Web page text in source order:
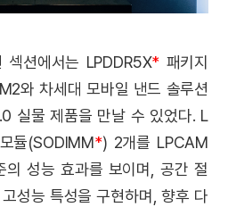
섹션에서는 LPDDR5X* 패키지
와 차세대 모바일 낸드 솔루션
실물 제품을 만날 수 있었다. L
듈(SODIMM*) 2개를 LPCAM
의 성능 효과를 보이며, 공간 절
성능 특성을 구현하며, 향후 다